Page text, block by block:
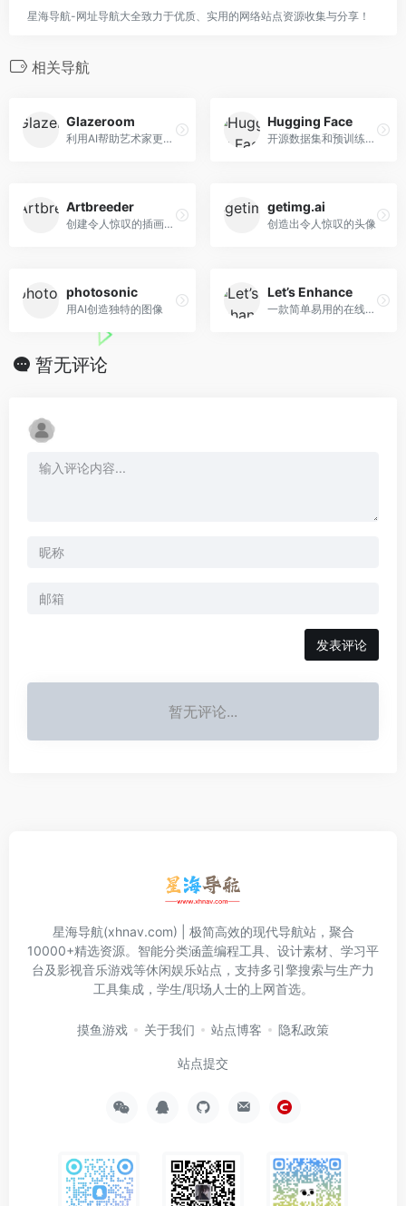
星海导航-网址导航大全致力于优质、实用的网络站点资源收集与分享！
相关导航
Glazeroom
利用AI帮助艺术家更快地提供更好的艺术作品
Hugging Face
开源数据集和预训练模型
Artbreeder
创建令人惊叹的插画和艺术
getimg.ai
创造出令人惊叹的头像
photosonic
用AI创造独特的图像
Let’s Enhance
一款简单易用的在线图片无损放大工具
暂无评论
发表评论
暂无评论...
星海导航(xhnav.com) | 极简高效的现代导航站，聚合
10000+精选资源。智能分类涵盖编程工具、设计素材、学习平
台及影视音乐游戏等休闲娱乐站点，支持多引擎搜索与生产力
工具集成，学生/职场人士的上网首选。
摸鱼游戏 关于我们 站点博客 隐私政策
站点提交